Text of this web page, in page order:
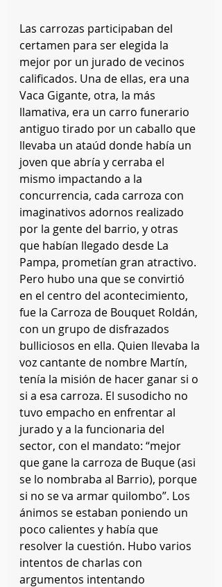
Las carrozas participaban del
certamen para ser elegida la
mejor por un jurado de vecinos
calificados. Una de ellas, era una
Vaca Gigante, otra, la más
llamativa, era un carro funerario
antiguo tirado por un caballo que
llevaba un ataúd donde había un
joven que abría y cerraba el
mismo impactando a la
concurrencia, cada carroza con
imaginativos adornos realizado
por la gente del barrio, y otras
que habían llegado desde La
Pampa, prometían gran atractivo.
Pero hubo una que se convirtió
en el centro del acontecimiento,
fue la Carroza de Bouquet Roldán,
con un grupo de disfrazados
bulliciosos en ella. Quien llevaba la
voz cantante de nombre Martín,
tenía la misión de hacer ganar si o
si a esa carroza. El susodicho no
tuvo empacho en enfrentar al
jurado y a la funcionaria del
sector, con el mandato: “mejor
que gane la carroza de Buque (asi
se lo nombraba al Barrio), porque
si no se va armar quilombo”. Los
ánimos se estaban poniendo un
poco calientes y había que
resolver la cuestión. Hubo varios
intentos de charlas con
argumentos intentando